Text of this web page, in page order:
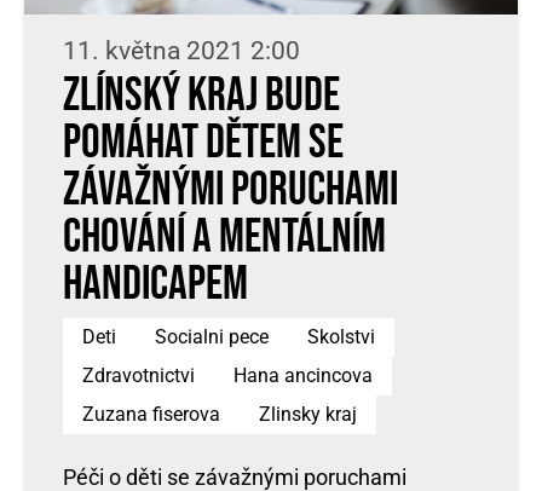
11. května 2021 2:00
Zlínský kraj bude
pomáhat dětem se
závažnými poruchami
chování a mentálním
handicapem
Deti Socialni pece
Skolstvi
Zdravotnictvi
Hana ancincova
Zuzana fiserova
Zlinsky kraj
Péči o děti se závažnými poruchami